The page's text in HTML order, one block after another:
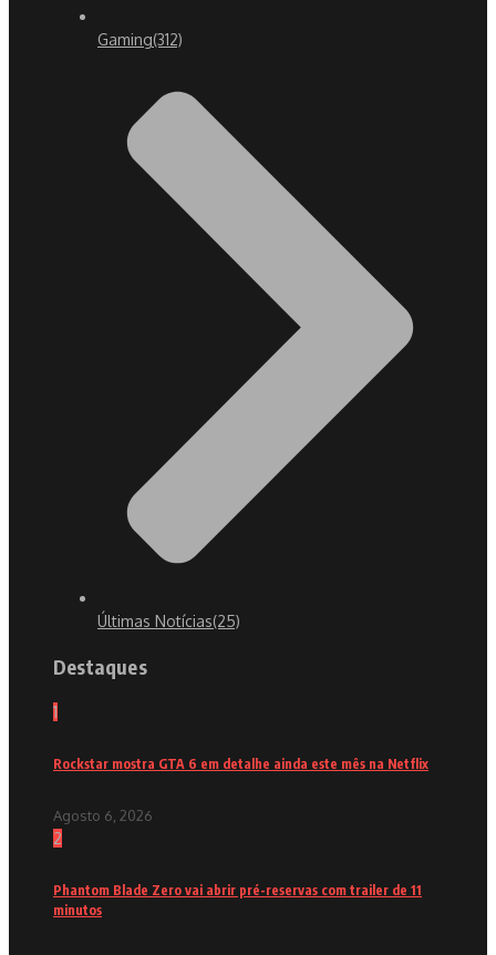
Gaming(312)
Últimas Notícias(25)
Destaques
1
Rockstar mostra GTA 6 em detalhe ainda este mês na Netflix
Agosto 6, 2026
2
Phantom Blade Zero vai abrir pré-reservas com trailer de 11
minutos